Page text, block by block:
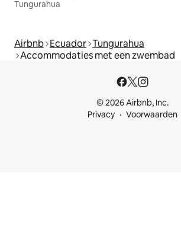
Tungurahua
Airbnb Ecuador Tungurahua
Accommodaties met een zwembad
© 2026 Airbnb, Inc.
Privacy
Voorwaarden